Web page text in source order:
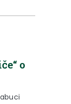
i
o